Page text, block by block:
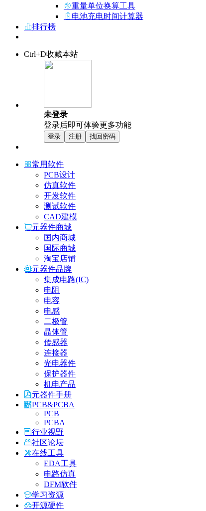
重量单位换算工具
电池充电时间计算器
排行榜
Ctrl+D收藏本站
未登录
登录后即可体验更多功能
登录 注册 找回密码
常用软件
PCB设计
仿真软件
开发软件
测试软件
CAD建模
元器件商城
国内商城
国际商城
淘宝店铺
元器件品牌
集成电路(IC)
电阻
电容
电感
二极管
晶体管
传感器
连接器
光电器件
保护器件
机电产品
元器件手册
PCB&PCBA
PCB
PCBA
行业视野
社区论坛
在线工具
EDA工具
电路仿真
DFM软件
学习资源
开源硬件